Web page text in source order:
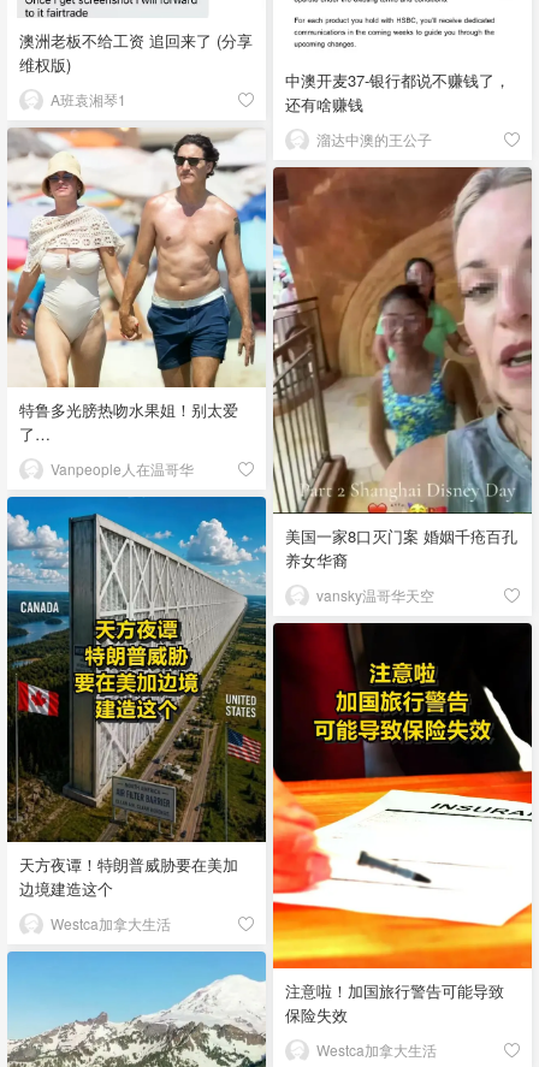
中澳开麦37-银行都说不赚钱了，
还有啥赚钱
溜达中澳的王公子
澳洲老板不给工资 追回来了 (分享
维权版)
A班袁湘琴1
特鲁多光膀热吻水果姐！别太爱
了…
Vanpeople人在温哥华
美国一家8口灭门案 婚姻千疮百孔
养女华裔
vansky温哥华天空
天方夜谭！特朗普威胁要在美加
边境建造这个
Westca加拿大生活
注意啦！加国旅行警告可能导致
保险失效
Westca加拿大生活